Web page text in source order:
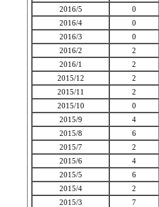
2016/5
0
2016/4
0
2016/3
0
2016/2
2
2016/1
2
2015/12
2
2015/11
2
2015/10
0
2015/9
4
2015/8
6
2015/7
2
2015/6
4
2015/5
6
2015/4
2
2015/3
7